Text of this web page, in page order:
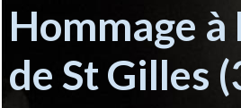
Hommage
de St Gilles